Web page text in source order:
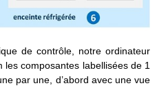
de contrôle, notre ordinateur
composantes labellisées de 1
par une, d’abord avec une vue